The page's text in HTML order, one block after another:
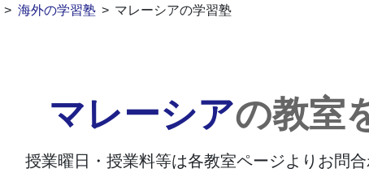
> 海外の学習塾 > マレーシアの学習塾
マレーシアの教室
授業曜日・授業料等は各教室ページよりお問合